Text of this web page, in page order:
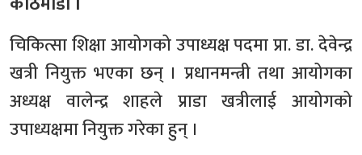
चिकित्सा शिक्षा आयोगको उपाध्यक्ष पदमा प्रा. डा. देवेन्द्र
खत्री नियुक्त भएका छन् । प्रधानमन्त्री तथा आयोगका
अध्यक्ष वालेन्द्र शाहले प्राडा खत्रीलाई आयोगको
उपाध्यक्षमा नियुक्त गरेका हुन् ।